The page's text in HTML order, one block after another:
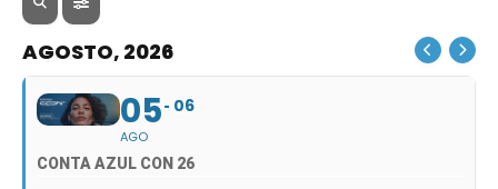
AGOSTO, 2026
05
AGO
06
CONTA AZUL CON 26